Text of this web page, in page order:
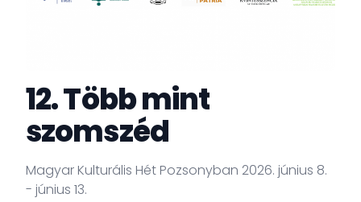
12. Több mint
szomszéd
Magyar Kulturális Hét Pozsonyban 2026. június 8.
- június 13.